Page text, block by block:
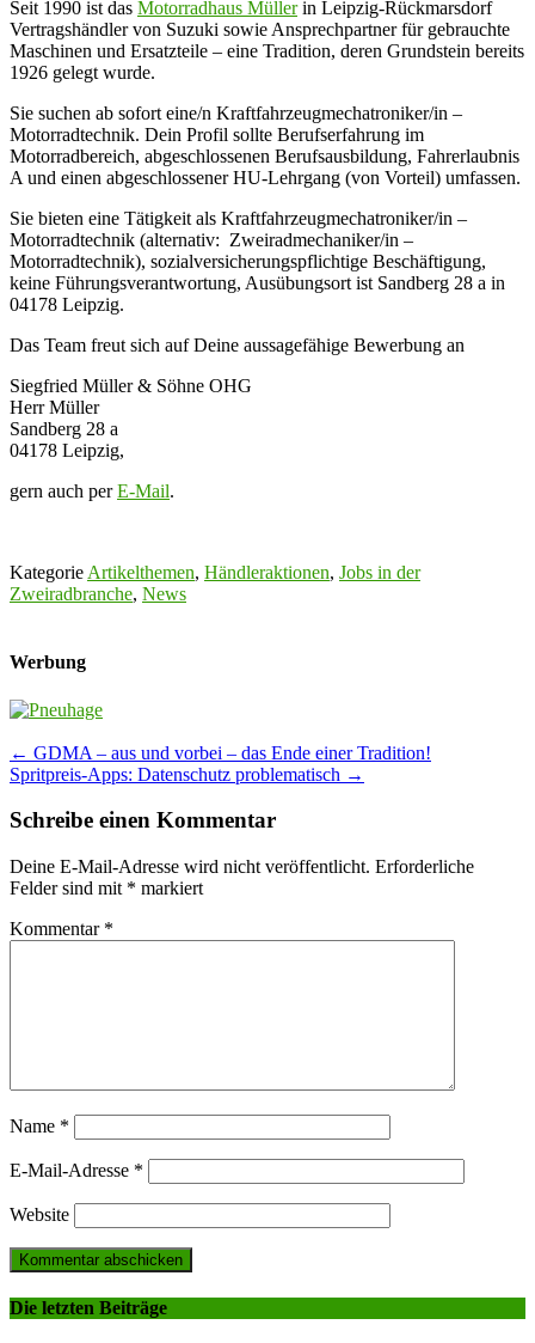
Seit 1990 ist das Motorradhaus Müllerin Leipzig-Rückmarsdorf
Vertragshändler von Suzuki sowie Ansprechpartner für gebrauchte
Maschinen und Ersatzteile – eine Tradition, deren Grundstein bereits
1926 gelegt wurde.
Sie suchen ab sofort eine/n Kraftfahrzeugmechatroniker/in –
Motorradtechnik. Dein Profil sollte Berufserfahrung im
Motorradbereich, abgeschlossenen Berufsausbildung, Fahrerlaubnis
A und einen abgeschlossener HU-Lehrgang (von Vorteil) umfassen.
Sie bieten eine Tätigkeit als Kraftfahrzeugmechatroniker/in –
Motorradtechnik (alternativ: Zweiradmechaniker/in –
Motorradtechnik), sozialversicherungspflichtige Beschäftigung,
keine Führungsverantwortung, Ausübungsort ist Sandberg 28 a in
04178 Leipzig.
Das Team freut sich auf Deine aussagefähige Bewerbung an
Siegfried Müller & Söhne OHG
Herr Müller
Sandberg 28 a
04178 Leipzig,
gern auch perE-Mail.
Kategorie Artikelthemen, Händleraktionen, Jobs in der
Zweiradbranche, News
Werbung
Post
navigation
← GDMA – aus und vorbei – das Ende einer Tradition!
Spritpreis-Apps: Datenschutz problematisch →
Schreibe einen Kommentar
Deine E-Mail-Adresse wird nicht veröffentlicht. Erforderliche
Felder sind mit * markiert
Kommentar *
Name *
E-Mail-Adresse *
Website
Die letzten Beiträge